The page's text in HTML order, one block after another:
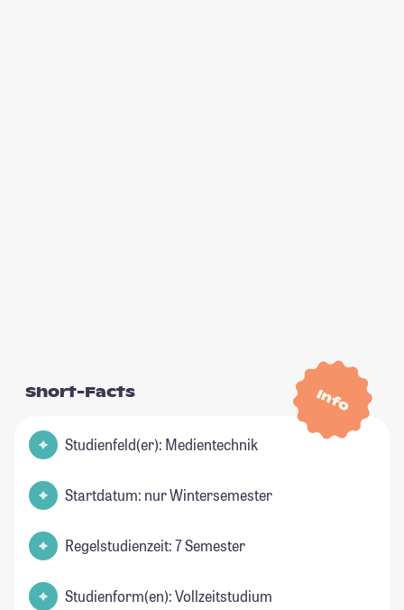
Info
Short-Facts
Studienfeld(er): Medientechnik
Startdatum: nur Wintersemester
Regelstudienzeit: 7 Semester
Studienform(en): Vollzeitstudium